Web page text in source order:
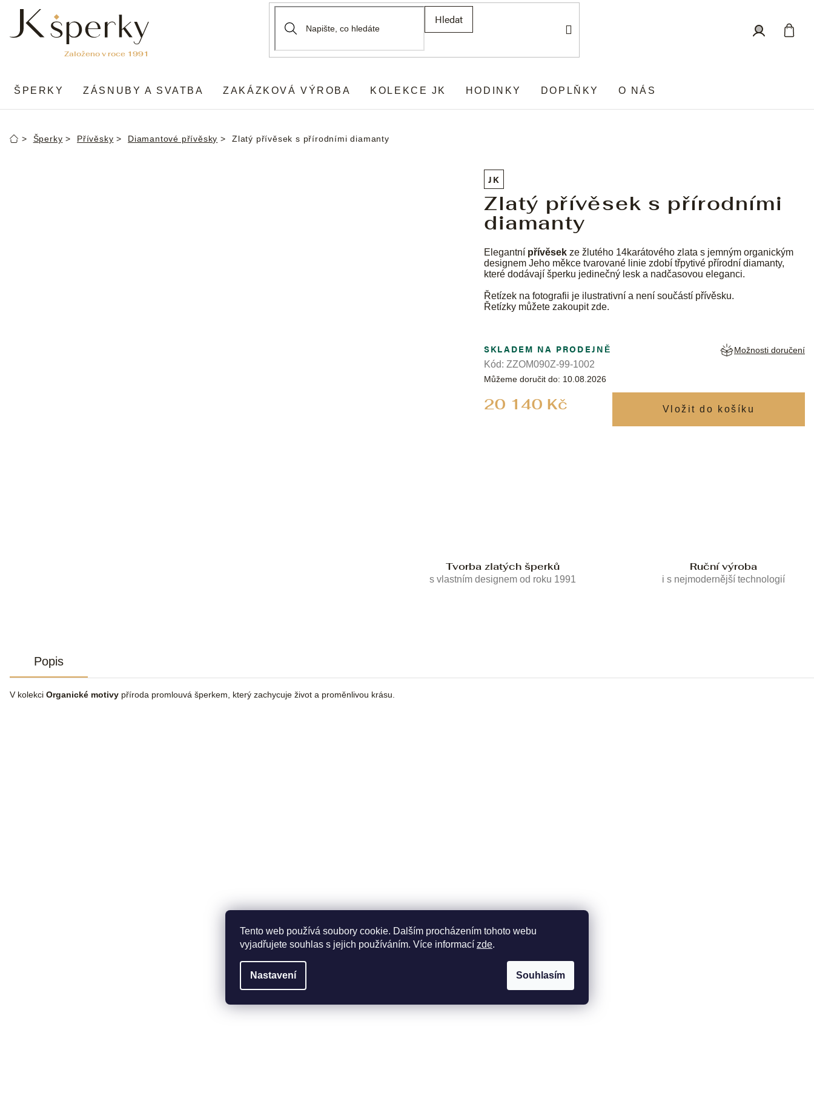
Tento web používá soubory cookie. Dalším procházením tohoto webu
vyjadřujete souhlas s jejich používáním. Více informací zde.
Nastavení Souhlasím
obsah
Hledat
ŠPERKY ZÁSNUBY A SVATBA ZAKÁZKOVÁ VÝROBA KOLEKCE JK HODINKY DOPLŇKY O NÁS
DomůŠperky Přívěsky Diamantové přívěsky Zlatý přívěsek s přírodními diamanty
JK
Zlatý přívěsek s přírodními
diamanty
Elegantní přívěsek ze žlutého 14karátového zlata s jemným organickým
designem Jeho měkce tvarované linie zdobí třpytivé přírodní diamanty,
které dodávají šperku jedinečný lesk a nadčasovou eleganci.
Řetízek na fotografii je ilustrativní a není součástí přívěsku.
Řetízky můžete zakoupitzde.
20 140 Kč
SKLADEM NA PRODEJNĚ
Můžeme doručit do: 10.08.2026
Možnosti doručení
Kód: ZZOM090Z-99-1002
Tvorba zlatých šperků
s vlastním designem od roku 1991
Ruční výroba
i s nejmodernější technologií
Popis
V kolekci Organické motivy příroda promlouvá šperkem, který zachycuje život a proměnlivou krásu.